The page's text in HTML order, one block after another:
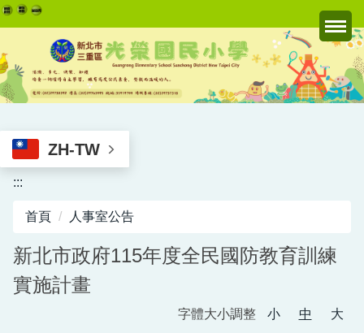
跳
到
主
要
內
區
ZH-TW
:::
首頁 人事室公告
新北市政府115年度全民國防教育訓練
實施計畫
字體大小調整 小 中
大